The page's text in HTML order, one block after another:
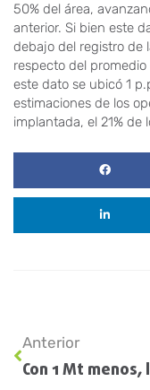
50% del área,
anterior. Si bien este
debajo del registro de
respecto del
este dato se ubicó 1
estimaciones de los
implantada, el 21% de
Anterior